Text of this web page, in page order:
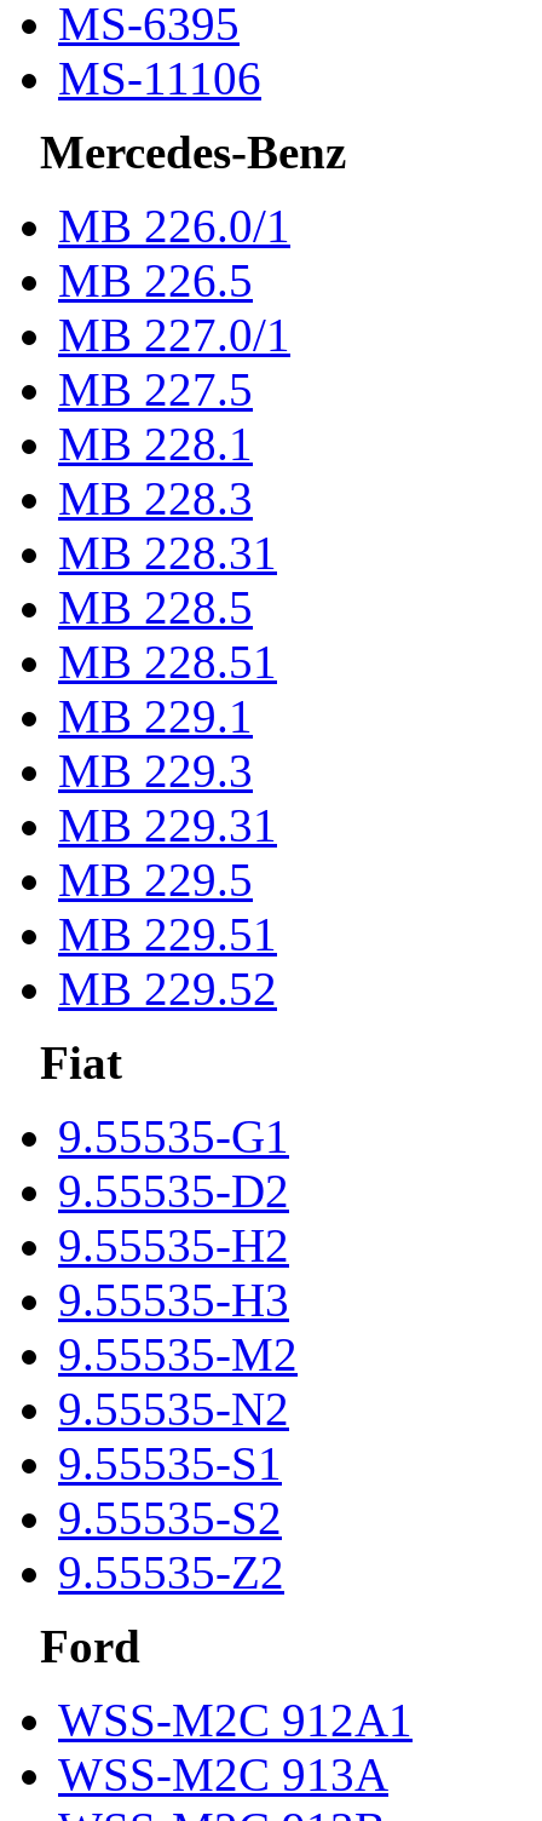
MS-6395
MS-11106
Mercedes-Benz
МВ 226.0/1
МВ 226.5
МВ 227.0/1
МВ 227.5
MB 228.1
MB 228.3
MB 228.31
MB 228.5
MB 228.51
MB 229.1
MB 229.3
MB 229.31
MB 229.5
MB 229.51
MB 229.52
Fiat
9.55535-G1
9.55535-D2
9.55535-H2
9.55535-H3
9.55535-M2
9.55535-N2
9.55535-S1
9.55535-S2
9.55535-Z2
Ford
WSS-M2C 912A1
WSS-M2C 913A